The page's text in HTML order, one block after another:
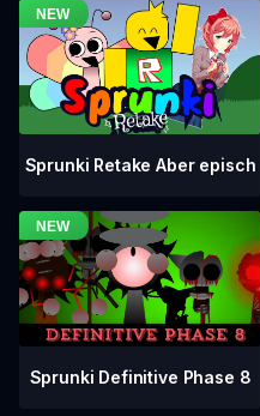
Sprunki Retake Aber episch
Sprunki Definitive Phase 8